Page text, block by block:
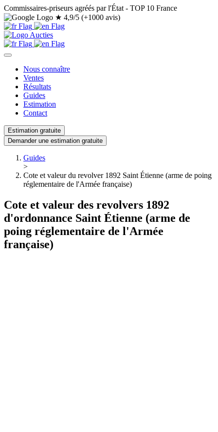
Commissaires-priseurs agréés par l'État - TOP 10 France
★ 4,9/5 (+1000 avis)
Nous connaître
Ventes
Résultats
Guides
Estimation
Contact
Estimation gratuite
Demander une estimation gratuite
Guides
>
Cote et valeur du revolver 1892 Saint Étienne (arme de poing
réglementaire de l'Armée française)
Cote et valeur des revolvers 1892
d'ordonnance Saint Étienne (arme de
poing réglementaire de l'Armée
française)